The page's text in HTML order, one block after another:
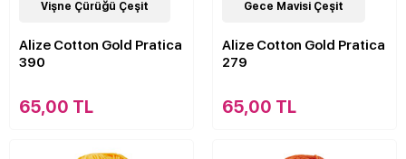
21Çeşit
Vişne Çürüğü Çeşit
Alize Cotton Gold Pratica
390
65,00 TL
21Çeşit
Gece Mavisi Çeşit
Alize Cotton Gold Pratica
279
65,00 TL